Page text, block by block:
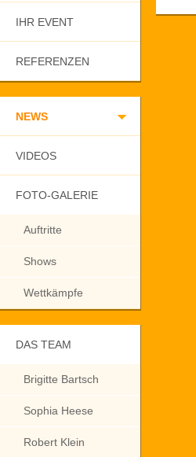
IHR EVENT
REFERENZEN
NEWS
VIDEOS
FOTO-GALERIE
Auftritte
Shows
Wettkämpfe
DAS TEAM
Brigitte Bartsch
Sophia Heese
Robert Klein